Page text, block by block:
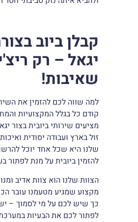
קבלן ביוב
יגאל – רק
שאיבות!
למה שווה לכם להזמין את
קודם כל בגלל המקצועיות
מציעים שירותי ביובית בצור
זול בארץ ועבודה יסודית
שלנו היא שכל אחד יוכל
להזמין ביובית על מנת לפתור
הצוות שלנו הוא צוות אדיב
מקצוע שמגיע מטעמנו עובר
כך שיש לכם על מי לסמוך –
לפתור לכם את הבעיות